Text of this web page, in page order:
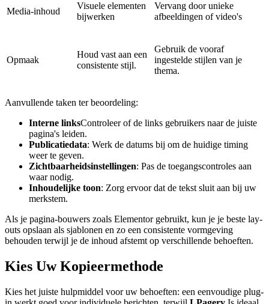
Media-inhoud
Visuele elementen
bijwerken
Vervang door unieke
afbeeldingen of video's
Opmaak
Houd vast aan een
consistente stijl.
Gebruik de vooraf
ingestelde stijlen van je
thema.
Aanvullende taken ter beoordeling:
Interne linksControleer of de links gebruikers naar de juiste
pagina's leiden.
Publicatiedata: Werk de datums bij om de huidige timing
weer te geven.
Zichtbaarheidsinstellingen: Pas de toegangscontroles aan
waar nodig.
Inhoudelijke toon: Zorg ervoor dat de tekst sluit aan bij uw
merkstem.
Als je pagina-bouwers zoals Elementor gebruikt, kun je je beste lay-
outs opslaan als sjablonen en zo een consistente vormgeving
behouden terwijl je de inhoud afstemt op verschillende behoeften.
Kies Uw Kopieermethode
Kies het juiste hulpmiddel voor uw behoeften: een eenvoudige plug-